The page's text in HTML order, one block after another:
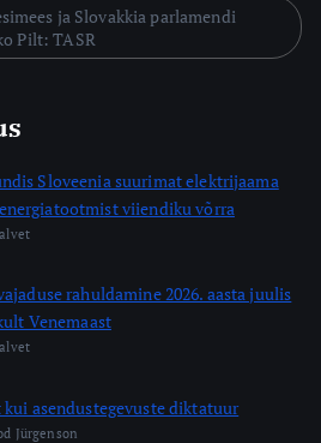
ja Slovakkia parlamendi
Pilt: TASR
Sloveenia suurimat elektrijaama
viiendiku võrra
rahuldamine 2026. aasta juulis
Venemaast
asendustegevuste diktatuur
Jürgenson